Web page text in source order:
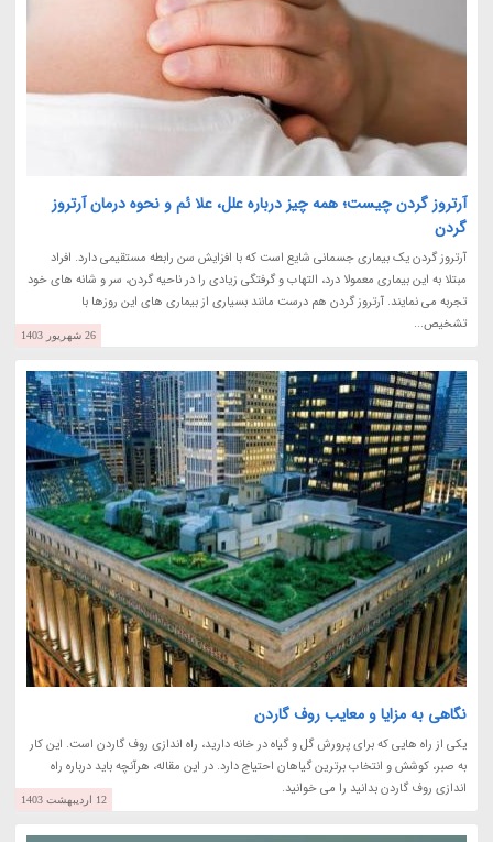
آرتروز گردن چیست؛ همه چیز درباره علل، علا ئم و نحوه درمان آرتروز
گردن
آرتروز گردن یک بیماری جسمانی شایع است که با افزایش سن رابطه مستقیمی دارد. افراد
مبتلا به این بیماری معمولا درد، التهاب و گرفتگی زیادی را در ناحیه گردن، سر و شانه های خود
تجربه می نمایند. آرتروز گردن هم درست مانند بسیاری از بیماری های این روزها با
تشخیص...
26 شهریور 1403
نگاهی به مزایا و معایب روف گاردن
یکی از راه هایی که برای پرورش گل و گیاه در خانه دارید، راه اندازی روف گاردن است. این کار
به صبر، کوشش و انتخاب برترین گیاهان احتیاج دارد. در این مقاله، هرآنچه باید درباره راه
اندازی روف گاردن بدانید را می خوانید.
12 اردیبهشت 1403